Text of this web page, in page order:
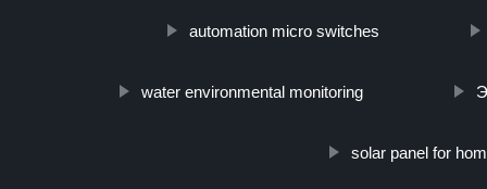
automation micro switches
water environmental monitoring
solar panel for